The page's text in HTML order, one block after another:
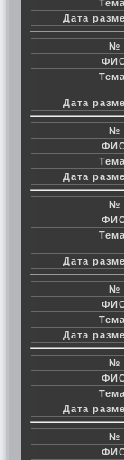
Дата
№
Дата
№
Дата
№
Дата
№
Дата
№
Дата
№